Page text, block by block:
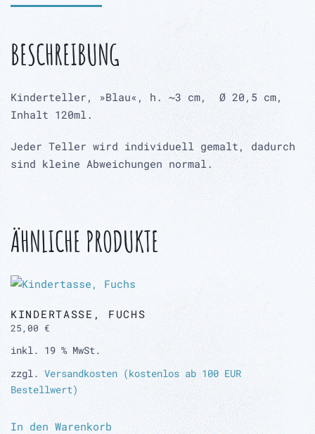
BESCHREIBUNG
Kinderteller, »Blau«, h. ~3 cm, Ø 20,5 cm,
Inhalt 120ml.
Jeder Teller wird individuell gemalt, dadurch
sind kleine Abweichungen normal.
ÄHNLICHE PRODUKTE
KINDERTASSE, FUCHS
25,00 €
inkl. 19 % MwSt.
zzgl. Versandkosten (kostenlos ab 100 EUR
Bestellwert)
In den Warenkorb